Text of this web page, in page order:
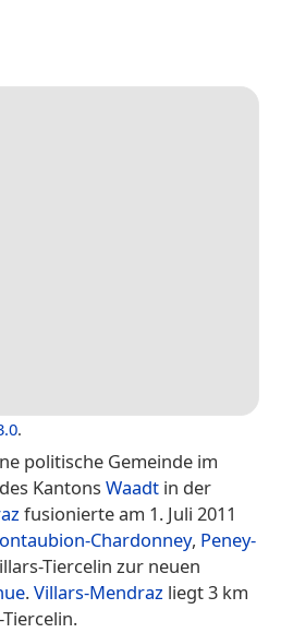
.
politische Gemeinde im
Kantons Waadt in der
fusionierte am 1. Juli 2011
Chardonney, Peney-
Tiercelin zur neuen
.Villars-Mendraz liegt 3 km